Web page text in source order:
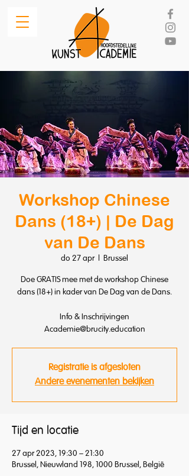
Workshop Chinese
Dans (18+) | De Dag
van De Dans
do 27 apr
  |
Brussel
Doe GRATIS mee met de workshop Chinese
dans (18+) in kader van De Dag van de Dans.
Info & Inschrijvingen
Academie@brucity.education
Registratie is afgesloten
Andere evenementen bekijken
Tijd en locatie
27 apr 2023, 19:30 – 21:30
Brussel, Nieuwland 198, 1000 Brussel, België